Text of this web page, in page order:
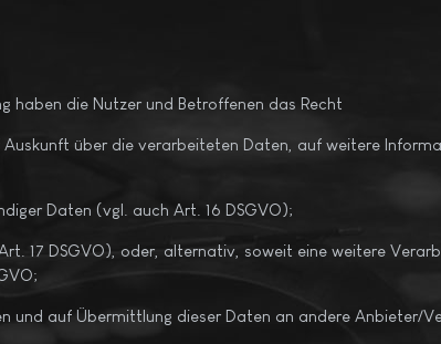
haben die Nutzer und Betroffenen das Recht
über die verarbeiteten Daten, auf weitere
Daten (vgl. auch Art. 16 DSGVO);
17 DSGVO), oder, alternativ, soweit eine weitere
und auf Übermittlung dieser Daten an andere Anbieter/